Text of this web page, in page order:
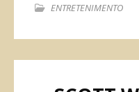
ENTRETENIMENTO